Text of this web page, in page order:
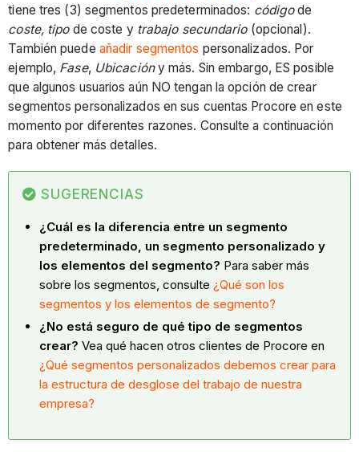
tiene tres (3) segmentos predeterminados: códigode
coste, tipode coste y trabajo secundario(opcional).
También puede añadir segmentos personalizados. Por
ejemplo, Fase, Ubicacióny más. Sin embargo, ES posible
que algunos usuarios aún NO tengan la opción de crear
segmentos personalizados en sus cuentas Procore en este
momento por diferentes razones. Consulte a continuación
para obtener más detalles.
SUGERENCIAS
¿Cuál es la diferencia entre un segmento
predeterminado, un segmento personalizado y
los elementos del segmento? Para saber más
sobre los segmentos, consulte¿Qué son los
segmentos y los elementos de segmento?
¿No está seguro de qué tipo de segmentos
crear? Vea qué hacen otros clientes de Procore en
¿Qué segmentos personalizados debemos crear para
la estructura de desglose del trabajo de nuestra
empresa?